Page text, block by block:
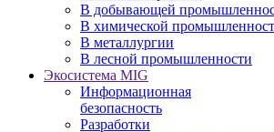
В добывающей
В химической
В металлургии
В лесной промышленности
Экосистема MIG
Информационная
безопасность
Разработки